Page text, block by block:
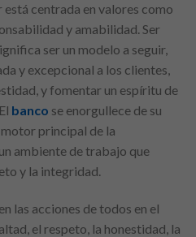
centrada en valores como
y amabilidad. Ser
ser un modelo a seguir,
y excepcional a los clientes,
y fomentar un espíritu de
banco se enorgullece de su
principal de la
ambiente de trabajo que
y la integridad.
las acciones de todos en el
el respeto, la honestidad, la